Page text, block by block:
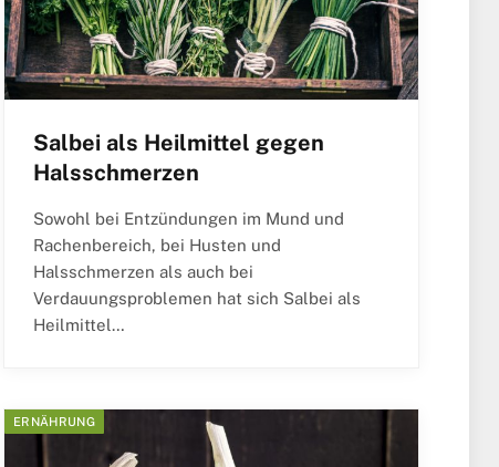
Salbei als Heilmittel gegen
Halsschmerzen
Sowohl bei Entzündungen im Mund und
Rachenbereich, bei Husten und
Halsschmerzen als auch bei
Verdauungsproblemen hat sich Salbei als
Heilmittel…
ERNÄHRUNG